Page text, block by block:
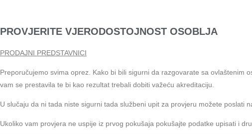
PROVJERITE VJERODOSTOJNOST OSOBLJA
PRODAJNI PREDSTAVNICI
Preporučujemo svima oprez. Kako bi bili sigurni da razgovarate sa ovlaštenim
vam se prestavila te bi kao rezultat trebali dobiti važeću akreditaciju.
U slučaju da ni tada niste sigurni tada službeni upit za provjeru možete poslati
Ukoliko vam provjera ne uspije iz prvog pokušaja pokušajte podatke upisati i